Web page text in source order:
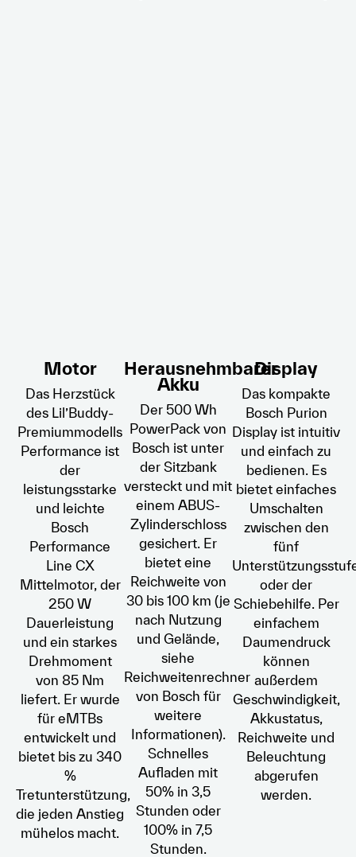
Motor
Das Herzstück
des Lil’Buddy-
Premiummodells
Performance ist
der
leistungsstarke
und leichte
Bosch
Performance
Line CX
Mittelmotor, der
250 W
Dauerleistung
und ein starkes
Drehmoment
von 85 Nm
liefert. Er wurde
für eMTBs
entwickelt und
bietet bis zu 340
%
Tretunterstützung,
die jeden Anstieg
mühelos macht.
Herausnehmbarer
Akku
Der 500 Wh
PowerPack von
Bosch ist unter
der Sitzbank
versteckt und mit
einem ABUS-
Zylinderschloss
gesichert. Er
bietet eine
Reichweite von
30 bis 100 km (je
nach Nutzung
und Gelände,
siehe
Reichweitenrechner
von Bosch für
weitere
Informationen).
Schnelles
Aufladen mit
50% in 3,5
Stunden oder
100% in 7,5
Stunden.
Display
Das kompakte
Bosch Purion
Display ist intuitiv
und einfach zu
bedienen. Es
bietet einfaches
Umschalten
zwischen den
fünf
oder der
Schiebehilfe. Per
einfachem
Daumendruck
können
außerdem
Geschwindigkeit,
Akkustatus,
Reichweite und
Beleuchtung
abgerufen
werden.